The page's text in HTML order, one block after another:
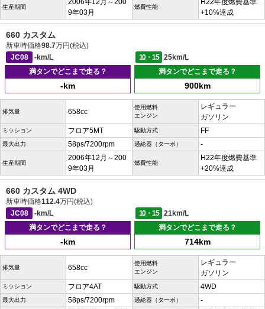
生産期間
2006年12月～200
9年03月
燃費性能
H22年度燃費基準
+10%達成
660 カスタム
新車時価格98.7万円(税込)
JC08
-km/L 10・15
25km/L
満タンでどこまで走る？
-km
満タンでどこまで走る？
900km
排気量 658cc
使用燃料
エンジン
レギュラー
ガソリン
ミッション フロア5MT 駆動方式 FF
最大出力 58ps/7200rpm 過給器（ターボ） -
生産期間
2006年12月～200
9年03月
燃費性能
H22年度燃費基準
+20%達成
660 カスタム 4WD
新車時価格112.4万円(税込)
JC08
-km/L 10・15
21km/L
満タンでどこまで走る？
-km
満タンでどこまで走る？
714km
排気量 658cc
使用燃料
エンジン
レギュラー
ガソリン
ミッション フロア4AT 駆動方式 4WD
最大出力 58ps/7200rpm 過給器（ターボ） -